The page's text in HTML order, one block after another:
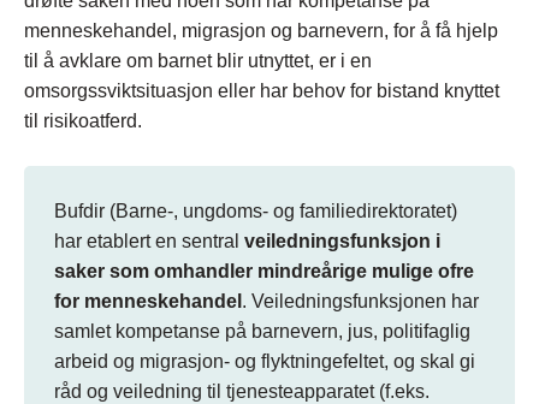
menneskehandel, migrasjon og barnevern, for å få hjelp
til å avklare om barnet blir utnyttet, er i en
omsorgssviktsituasjon eller har behov for bistand knyttet
til risikoatferd.
Bufdir (Barne-, ungdoms- og familiedirektoratet)
har etablert en sentral veiledningsfunksjon i
saker som omhandler mindreårige mulige ofre
for menneskehandel . Veiledningsfunksjonen har
samlet kompetanse på barnevern, jus, politifaglig
arbeid og migrasjon- og flyktningefeltet, og skal gi
råd og veiledning til tjenesteapparatet (f.eks.